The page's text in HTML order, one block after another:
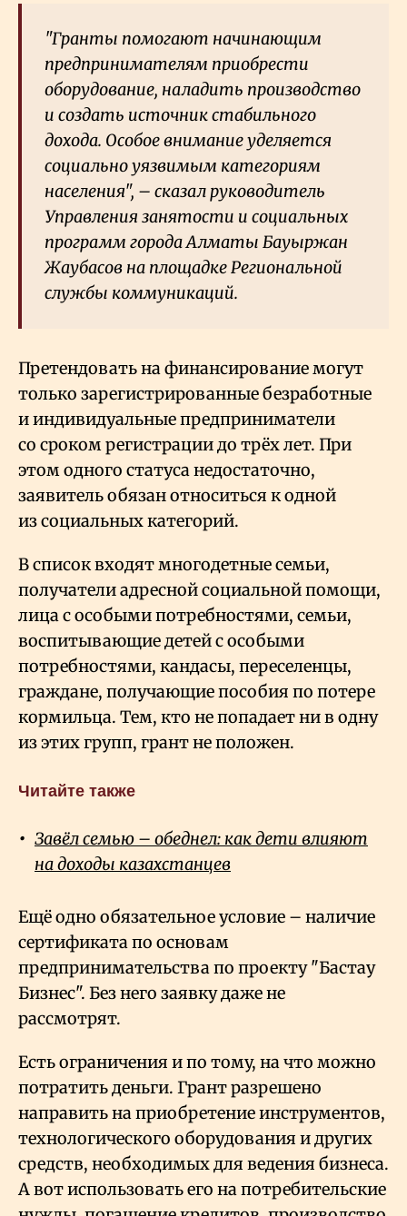
"Гранты помогают начинающим
предпринимателям приобрести
оборудование, наладить производство
и создать источник стабильного
дохода. Особое внимание уделяется
социально уязвимым категориям
населения", – сказал руководитель
Управления занятости и социальных
программ города Алматы Бауыржан
Жаубасов на площадке Региональной
службы коммуникаций.
Претендовать на финансирование могут
только зарегистрированные безработные
и индивидуальные предприниматели
со сроком регистрации до трёх лет. При
этом одного статуса недостаточно,
заявитель обязан относиться к одной
из социальных категорий.
В список входят многодетные семьи,
получатели адресной социальной помощи,
лица с особыми потребностями, семьи,
воспитывающие детей с особыми
потребностями, кандасы, переселенцы,
граждане, получающие пособия по потере
кормильца. Тем, кто не попадает ни в одну
из этих групп, грант не положен.
Читайте также
Завёл семью – обеднел: как дети влияют
на доходы казахстанцев
Ещё одно обязательное условие – наличие
сертификата по основам
предпринимательства по проекту "Бастау
Бизнес". Без него заявку даже не
рассмотрят.
Есть ограничения и по тому, на что можно
потратить деньги. Грант разрешено
направить на приобретение инструментов,
технологического оборудования и других
средств, необходимых для ведения бизнеса.
А вот использовать его на потребительские